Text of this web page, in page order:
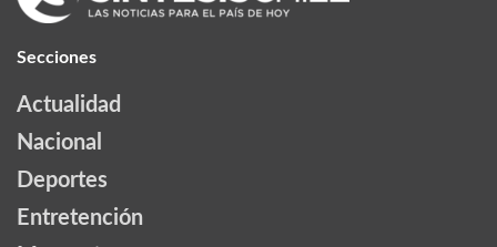
Secciones
Actualidad
Nacional
Deportes
Entretención